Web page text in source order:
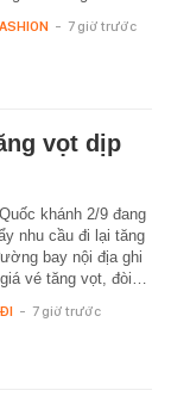
- 7 giờ trước
vọt dịp
khánh 2/9 đang
nhu cầu đi lại tăng
bay nội địa ghi
vé tăng vọt, đòi…
- 7 giờ trước